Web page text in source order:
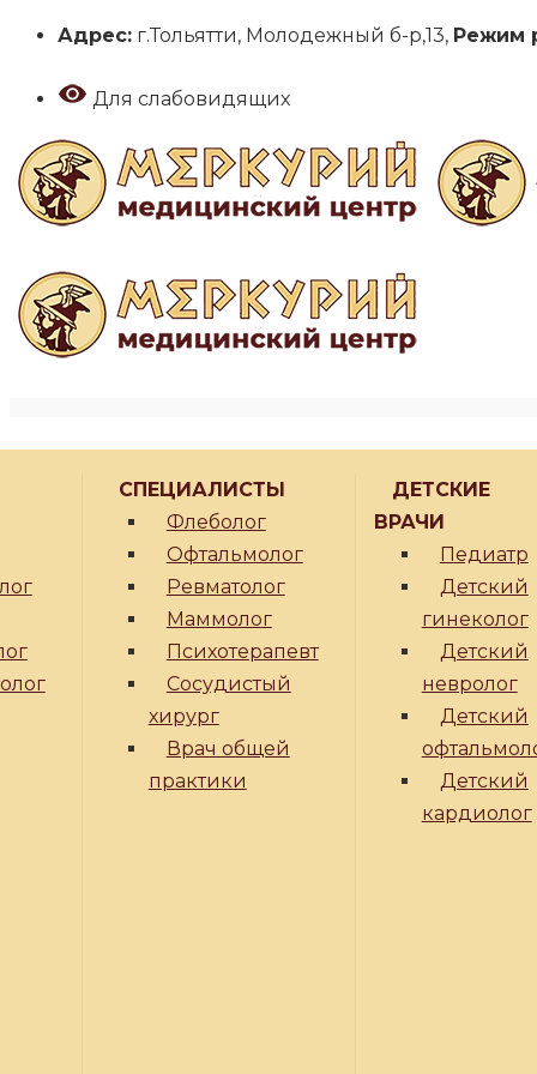
Адрес: г.Тольятти, Молодежный б-р,13, Режим
Для слабовидящих
СПЕЦИАЛИСТЫ
Флеболог
Офтальмолог
Ревматолог
Маммолог
Психотерапевт
Сосудистый
хирург
Врач общей
практики
ДЕТСКИЕ
ВРАЧИ
Педиатр
Детский
гинеколог
Детский
невролог
Детский
Детский
кардиолог